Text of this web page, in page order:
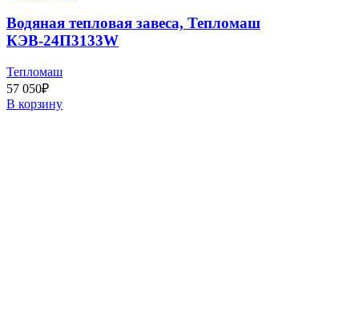
Водяная тепловая завеса, Тепломаш
КЭВ-24П3133W
Тепломаш
57 050₽
В корзину